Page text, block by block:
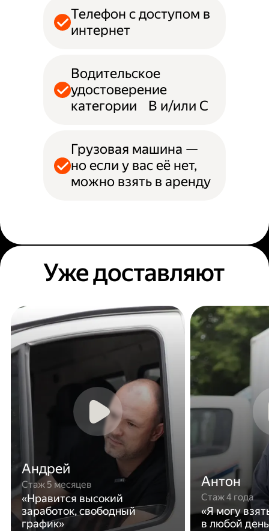
Телефон с доступом в
интернет
Водительское
удостоверение
категории B и/или С
Грузовая машина —
но если у вас её нет,
можно взять в аренду
Уже доставляют
Андрей
Стаж 5 месяцев
«Нравится высокий
заработок, свободный
график»
Антон
Стаж 4 года
«Я могу
в любой